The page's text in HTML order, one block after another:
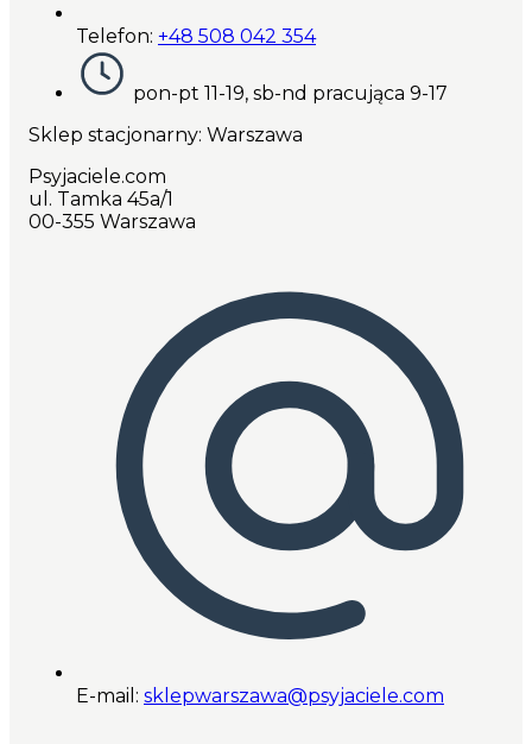
Telefon: +48 508 042 354
pon-pt 11-19, sb-nd pracująca 9-17
Sklep stacjonarny: Warszawa
Psyjaciele.com
ul. Tamka 45a/1
00-355 Warszawa
E-mail: sklepwarszawa@psyjaciele.com